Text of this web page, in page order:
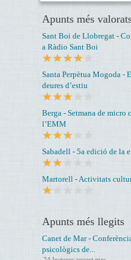
Apunts més
Sant Boi de Llobregat -
a Ràdio Sant Boi
Santa Perpètua Mogoda -
deures d’estiu
Berga - Setmana de micro
l’EMM
Sabadell - 5a edició de la
Martorell - Activitats
Apunts més llegits
Canet de Mar -
psicològics de...